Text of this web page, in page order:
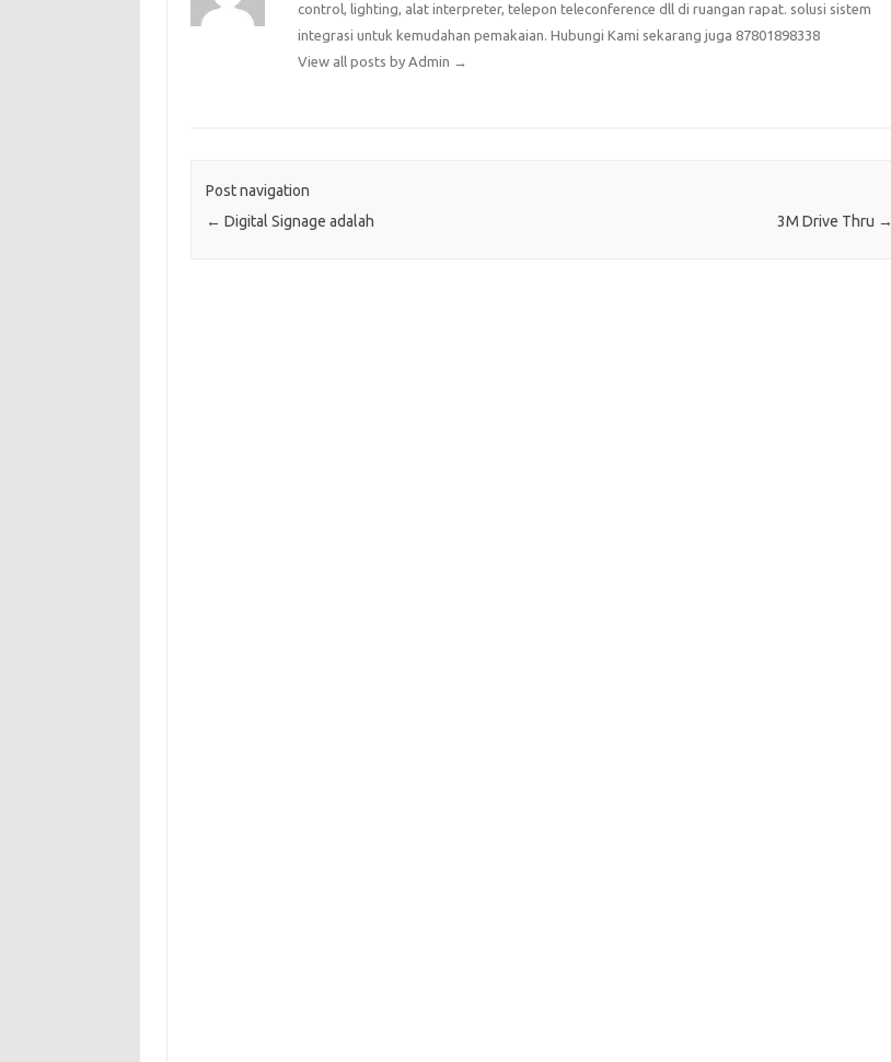
control, lighting, alat interpreter, telepon teleconference dll di ruangan rapat. solusi sistem
integrasi untuk kemudahan pemakaian. Hubungi Kami sekarang juga 87801898338
View all posts by Admin →
Post navigation
← Digital Signage adalah 3M Drive Thru →